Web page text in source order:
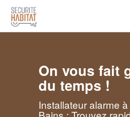
On vous fait
du temps !
Installateur alarme